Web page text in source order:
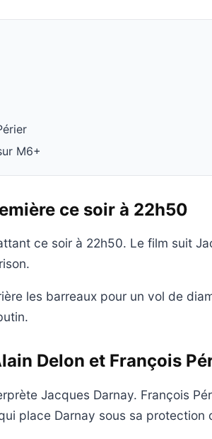
M6+
ce soir à 22h50
ce soir à 22h50. Le film suit
les barreaux pour un vol de
Delon et François
Jacques Darnay. François
place Darnay sous sa protection